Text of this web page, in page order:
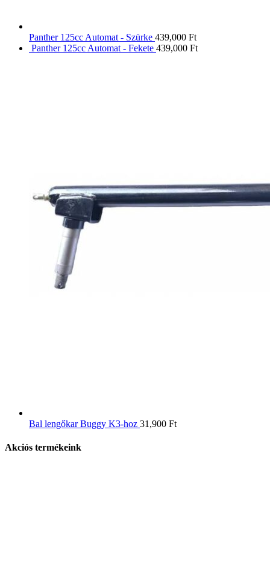
Panther 125cc Automat - Szürke 439,000 Ft
Panther 125cc Automat - Fekete 439,000 Ft
Bal lengőkar Buggy K3-hoz 31,900 Ft
Akciós termékeink